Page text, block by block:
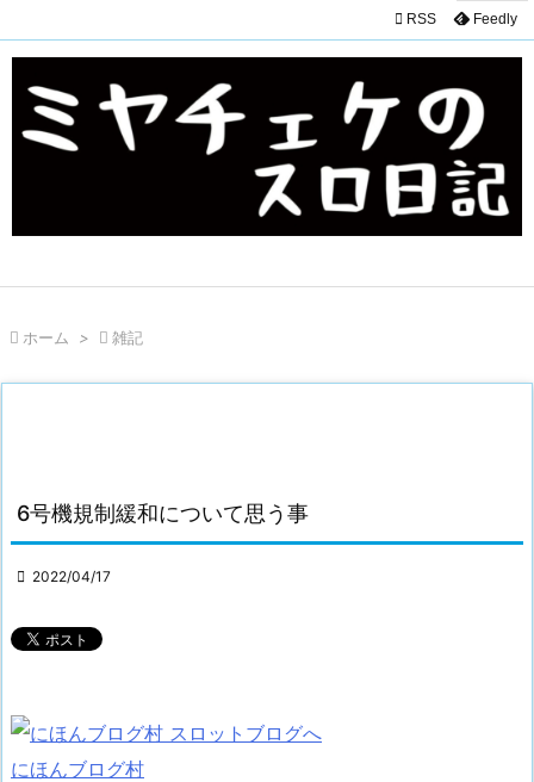
 RSS Feedly
 ホーム >  雑記
6号機規制緩和について思う事
 2022/04/17
にほんブログ村